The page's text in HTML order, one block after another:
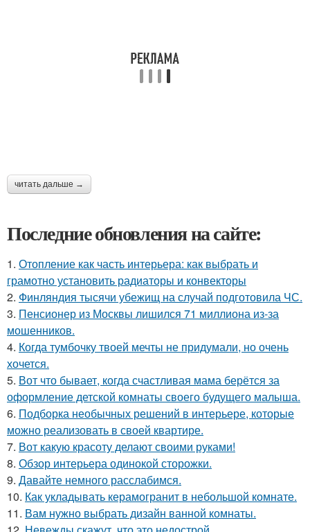
читать дальше →
Последние обновления на сайте:
1. Отопление как часть интерьера: как выбрать и
грамотно установить радиаторы и конвекторы
2. Финляндия тысячи убежищ на случай подготовила ЧС.
3. Пенсионер из Москвы лишился 71 миллиона из-за
мошенников.
4. Когда тумбочку твоей мечты не придумали, но очень
хочется.
5. Вот что бывает, когда счастливая мама берётся за
оформление детской комнаты своего будущего малыша.
6. Подборка необычных решений в интерьере, которые
можно реализовать в своей квартире.
7. Вот какую красоту делают своими руками!
8. Обзор интерьера одинокой сторожки.
9. Давайте немного расслабимся.
10. Как укладывать керамогранит в небольшой комнате.
11. Вам нужно выбрать дизайн ванной комнаты.